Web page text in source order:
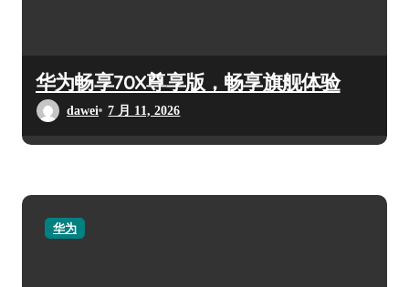
华为畅享70X尊享版，畅享旗舰体验
dawei 7 月 11, 2026
华为